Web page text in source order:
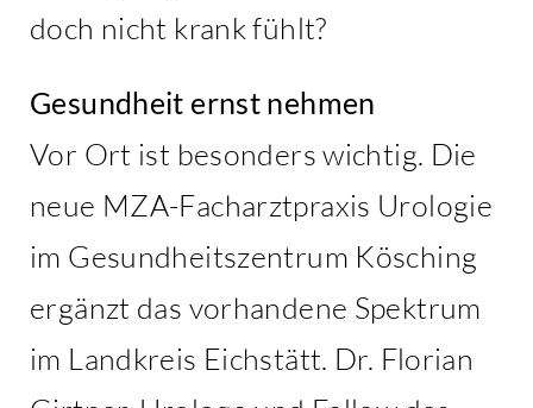
doch nicht krank fühlt?
Gesundheit ernst nehmen
Vor Ort ist besonders wichtig. Die
neue MZA-Facharztpraxis Urologie
im Gesundheitszentrum Kösching
ergänzt das vorhandene Spektrum
im Landkreis Eichstätt. Dr. Florian